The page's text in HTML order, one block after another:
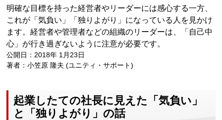
明確な目標を持った経営者やリーダーには感心する一方、
これが「気負い」「独りよがり」になっている人を見かけ
ます。経営者や管理者などの組織のリーダーは、「自己中
心」が行き過ぎないように注意が必要です。
公開日：2018年 1月23日
著者：小笠原 隆夫 (ユニティ・サポート)
起業したての社長に見えた「気負い」
と「独りよがり」の話